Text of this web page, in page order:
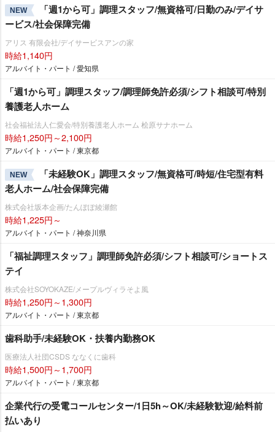
NEW
「週1から可」調理スタッフ/無資格可/日勤のみ/デイサ
ービス/社会保障完備
アリス 有限会社/デイサービスアンの家
時給1,140円
アルバイト・パート / 愛知県
「週1から可」調理スタッフ/調理師免許必須/シフト相談可/特別
養護老人ホーム
社会福祉法人仁愛会/特別養護老人ホーム 桧原サナホーム
時給1,250円～2,100円
アルバイト・パート / 東京都
NEW
「未経験OK」調理スタッフ/無資格可/時短/住宅型有料
老人ホーム/社会保障完備
株式会社坂本企画/たんぽぽ綾瀬館
時給1,225円～
アルバイト・パート / 神奈川県
「福祉調理スタッフ」調理師免許必須/シフト相談可/ショートス
テイ
株式会社SOYOKAZE/メープルヴィラそよ風
時給1,250円～1,300円
アルバイト・パート / 東京都
歯科助手/未経験OK・扶養内勤務OK
医療法人社団CSDS ななくに歯科
時給1,500円～1,700円
アルバイト・パート / 東京都
企業代行の受電コールセンター/1日5h～OK/未経験歓迎/給料前
払いあり